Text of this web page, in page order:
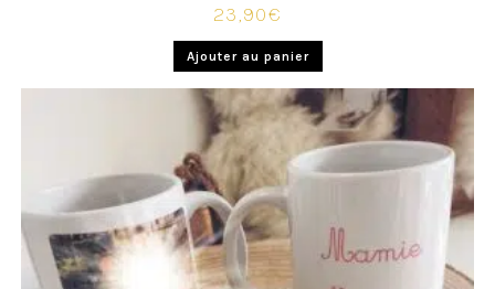
23,90€
Ajouter au panier